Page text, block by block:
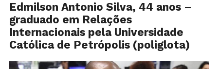
Edmilson Antonio Silva, 44 anos –
graduado em Relações
Internacionais pela Universidade
Católica de Petrópolis (poliglota)